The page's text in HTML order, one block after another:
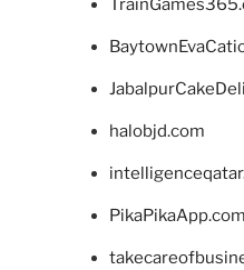
halobjd.com
PikaPikaApp.com